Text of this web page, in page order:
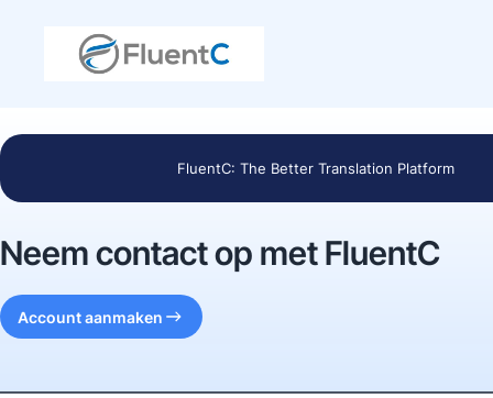
FluentC: The Better Translation Platform
Neem contact op met FluentC
Account aanmaken